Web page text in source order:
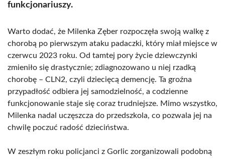
funkcjonariuszy.
Warto dodać, że Milenka Zęber rozpoczęła swoją walkę z
chorobą po pierwszym ataku padaczki, który miał miejsce w
czerwcu 2023 roku. Od tamtej pory życie dziewczynki
zmieniło się drastycznie; zdiagnozowano u niej rzadką
chorobę – CLN2, czyli dziecięcą demencję. Ta groźna
przypadłość odbiera jej samodzielność, a codzienne
funkcjonowanie staje się coraz trudniejsze. Mimo wszystko,
Milenka nadal uczęszcza do przedszkola, co pozwala jej na
chwilę poczuć radość dzieciństwa.
W zeszłym roku policjanci z Gorlic zorganizowali podobną